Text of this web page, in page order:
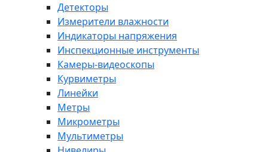
Детекторы
Измерители влажности
Индикаторы напряжения
Инспекционные инструменты
Камеры-видеоскопы
Курвиметры
Линейки
Метры
Микрометры
Мультиметры